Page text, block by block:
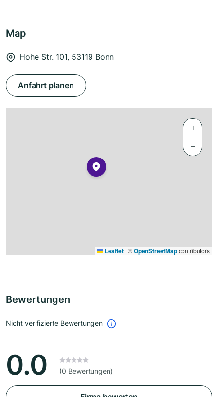
Map
Hohe Str. 101, 53119 Bonn
Anfahrt planen
+
−
Leaflet | ©OpenStreetMapcontributors
Bewertungen
Nicht verifizierte Bewertungen
0.0 (0 Bewertungen)